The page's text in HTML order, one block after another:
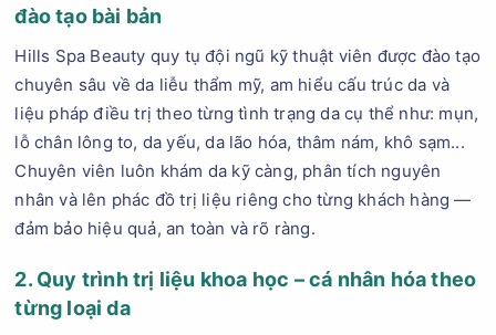
đào tạo bài bản
Hills Spa Beauty quy tụ đội ngũ kỹ thuật viên được đào tạo
chuyên sâu về da liễu thẩm mỹ, am hiểu cấu trúc da và
liệu pháp điều trị theo từng tình trạng da cụ thể như: mụn,
lỗ chân lông to, da yếu, da lão hóa, thâm nám, khô sạm...
Chuyên viên luôn khám da kỹ càng, phân tích nguyên
nhân và lên phác đồ trị liệu riêng cho từng khách hàng —
đảm bảo hiệu quả, an toàn và rõ ràng.
2. Quy trình trị liệu khoa học – cá nhân hóa theo
từng loại da